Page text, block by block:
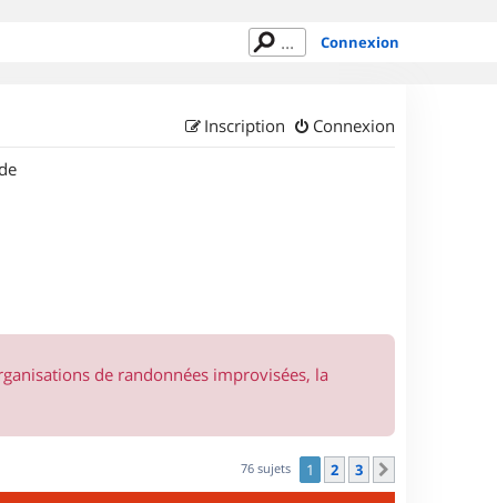
Connexion
Connexion
Inscription
de randonnées improvisées, la
76 sujets 1 2 3